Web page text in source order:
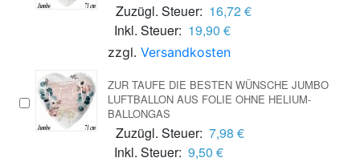
Zuzügl. Steuer: 16,72 €
Inkl. Steuer: 19,90 €
zzgl. Versandkosten
ZUR TAUFE DIE BESTEN WÜNSCHE JUMBO
LUFTBALLON AUS FOLIE OHNE HELIUM-
BALLONGAS
Zuzügl. Steuer: 7,98 €
Inkl. Steuer: 9,50 €